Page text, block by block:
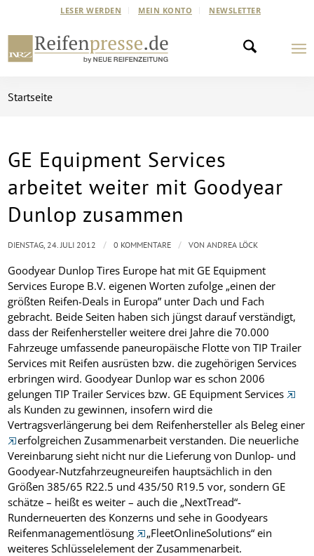
LESER WERDEN MEIN KONTO NEWSLETTER
Startseite
GE Equipment Services
arbeitet weiter mit Goodyear
Dunlop zusammen
Goodyear Dunlop Tires Europe hat mit GE Equipment
Services Europe B.V. eigenen Worten zufolge „einen der
größten Reifen-Deals in Europa” unter Dach und Fach
gebracht. Beide Seiten haben sich jüngst darauf verständigt,
dass der Reifenhersteller weitere drei Jahre die 70.000
Fahrzeuge umfassende paneuropäische Flotte von TIP Trailer
Services mit Reifen ausrüsten bzw. die zugehörigen Services
erbringen wird. Goodyear Dunlop war es schon 2006
gelungen TIP Trailer Services bzw. GE Equipment Services
als Kunden zu gewinnen, insofern wird die
Vertragsverlängerung bei dem Reifenhersteller als Beleg einer
erfolgreichen Zusammenarbeit verstanden. Die neuerliche
Vereinbarung sieht nicht nur die Lieferung von Dunlop- und
Goodyear-Nutzfahrzeugneureifen hauptsächlich in den
Größen 385/65 R22.5 und 435/50 R19.5 vor, sondern GE
schätze – heißt es weiter – auch die „NextTread“-
Runderneuerten des Konzerns und sehe in Goodyears
Reifenmanagementlösung
„FleetOnlineSolutions“ ein
weiteres Schlüsselelement der Zusammenarbeit.
DIENSTAG, 24. JULI 2012 / 0 KOMMENTARE / VONANDREA LÖCK